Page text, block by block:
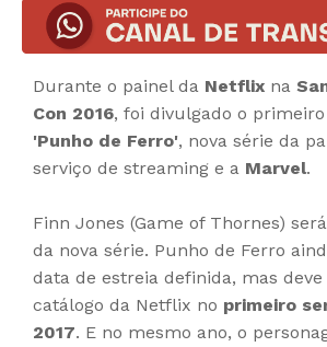
Durante o painel da Netflix na
Con 2016, foi divulgado o
'Punho de Ferro', nova série da
serviço de streaming e a Marvel.
Finn Jones (Game of Thornes)
da nova série. Punho de Ferro
data de estreia definida, mas deve
catálogo da Netflix no primeiro
2017. E no mesmo ano, o